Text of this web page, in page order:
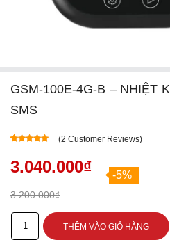
GSM-100E-4G-B – NHIỆT
SMS
based on
customer
(2 Customer Reviews)
3.040.000₫
3.200.000₫
-5%
GSM-
THÊM VÀO GIỎ HÀNG